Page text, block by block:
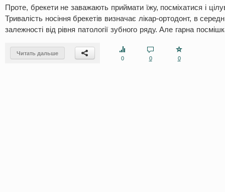
Проте, брекети не заважають приймати їжу, посміхатися і
Тривалість носіння брекетів визначає лікар-ортодонт, в
залежності від рівня патології зубного ряду. Але гарна
Читать дальше
0
0 0